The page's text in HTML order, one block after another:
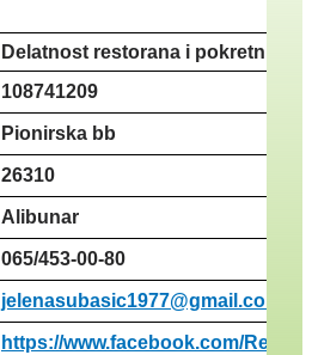
Delatnost restorana i pokretnih
108741209
Pionirska bb
26310
Alibunar
065/453-00-80
jelenasubasic1977@gmail.com
https://www.facebook.com/